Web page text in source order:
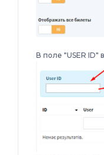
В поле "USER ID"